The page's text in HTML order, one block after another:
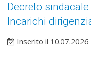
Decreto
Incarichi
Inserito il 10.07.2026